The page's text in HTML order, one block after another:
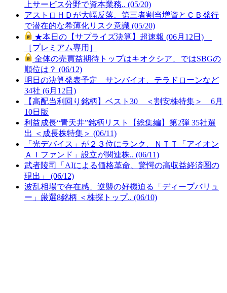
上サービス分野で資本業務.. (05/20)
アストロＨＤが大幅反落、第三者割当増資とＣＢ発行
で潜在的な希薄化リスク意識 (05/20)
★本日の【サプライズ決算】超速報 (06月12日)
［プレミアム専用］
全体の売買益期待トップはキオクシア、ではSBGの
順位は？ (06/12)
明日の決算発表予定 サンバイオ、テラドローンなど
34社 (6月12日)
【高配当利回り銘柄】ベスト30 ＜割安株特集＞ 6月
10日版
利益成長“青天井”銘柄リスト【総集編】第2弾 35社選
出 ＜成長株特集＞ (06/11)
「光デバイス」が２３位にランク、ＮＴＴ「アイオン
ＡＩファンド」設立が関連株.. (06/11)
武者陵司「AIによる価格革命、驚愕の高収益経済圏の
現出」 (06/12)
波乱相場で存在感、逆襲の好機迫る「ディープバリュ
ー」厳選8銘柄 ＜株探トップ.. (06/10)